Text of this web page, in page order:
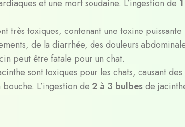
et une mort soudaine. L’ingestion de
très toxiques, contenant une toxine puissante
de la diarrhée, des douleurs
peut être fatale pour un chat.
sont toxiques pour les chats, causant des
L’ingestion de 2 à 3 bulbesde